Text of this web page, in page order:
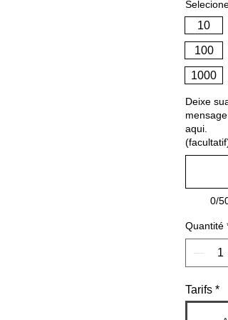
10
100
1000
Deixe sua
aqui.
(facultatif)
0/
Quantité *
Tarifs *